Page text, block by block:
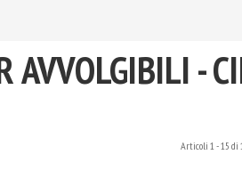
AVVOLGIBILI -
Articoli 1-15 di